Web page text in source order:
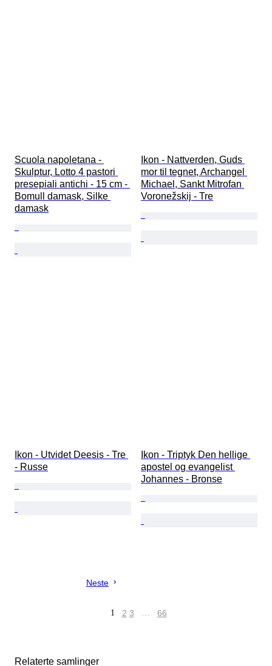
Scuola napoletana -
Skulptur, Lotto 4 pastori
presepiali antichi - 15 cm -
Bomull damask, Silke
damask
Ikon - Nattverden, Guds
mor til tegnet, Archangel
Michael, Sankt Mitrofan
Voronežskij - Tre
Ikon - Utvidet Deesis - Tre
- Russe
Ikon - Triptyk Den hellige
apostel og evangelist
Johannes - Bronse
Neste
1 2 3 … 66
Relaterte samlinger